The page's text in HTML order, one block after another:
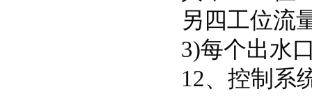
另四工位流
3)每个出水
12、控制系